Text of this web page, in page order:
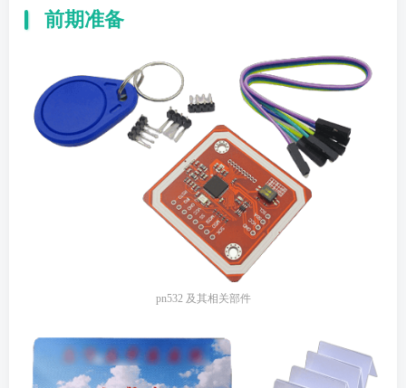
前期准备
pn532 及其相关部件